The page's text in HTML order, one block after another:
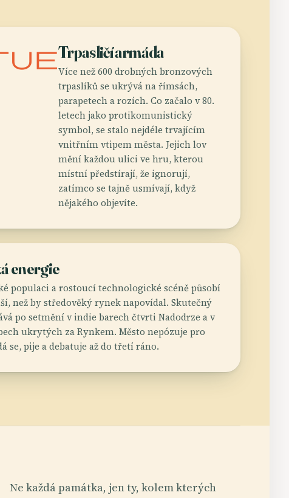
Trpasličí armáda
Více než 600 drobných bronzových
trpaslíků se ukrývá na římsách,
parapetech a rozích. Co začalo v 80.
letech jako protikomunistický
symbol, se stalo nejdéle trvajícím
vnitřním vtipem města. Jejich lov
mění každou ulici ve hru, kterou
místní předstírají, že ignorují,
zatímco se tajně usmívají, když
nějakého objevíte.
energie
populaci a rostoucí technologické scéně působí
než by středověký rynek napovídal. Skutečný
po setmění v indie barech čtvrti Nadodrze a v
ukrytých za Rynkem. Město nepózuje pro
se, pije a debatuje až do třetí ráno.
Ne každá památka, jen ty, kolem kterých